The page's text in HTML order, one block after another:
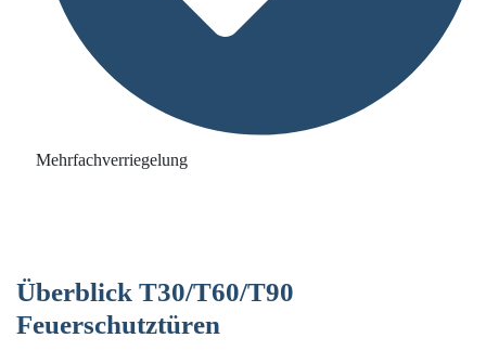
Mehrfachverriegelung
Überblick T30/T60/T90
Feuerschutztüren